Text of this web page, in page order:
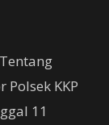
KKP
11